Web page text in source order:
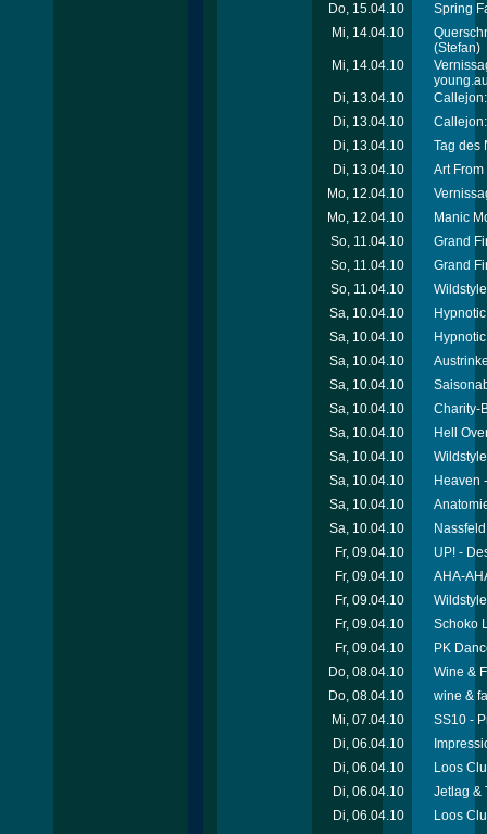
Do, 15.04.10
Spring
Mi, 14.04.10
(Stefan)
Mi, 14.04.10
Di, 13.04.10
Di, 13.04.10
Di, 13.04.10
Tag des
Di, 13.04.10
Art
Mo, 12.04.10
Mo, 12.04.10
Manic
So, 11.04.10
Grand
So, 11.04.10
Grand
So, 11.04.10
Sa, 10.04.10
Sa, 10.04.10
Sa, 10.04.10
Sa, 10.04.10
Sa, 10.04.10
Charity-
Sa, 10.04.10
Hell
Sa, 10.04.10
Sa, 10.04.10
Heaven
Sa, 10.04.10
Sa, 10.04.10
Fr, 09.04.10
UP! -
Fr, 09.04.10
AHA-
Fr, 09.04.10
Fr, 09.04.10
Schoko
Fr, 09.04.10
PK
Do, 08.04.10
Wine &
Do, 08.04.10
wine &
Mi, 07.04.10
SS10 -
Di, 06.04.10
Di, 06.04.10
Loos
Di, 06.04.10
Jetlag &
Di, 06.04.10
Loos